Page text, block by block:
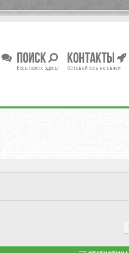
Поиск
Весь поиск здесь!
Контакты
Оставайтесь на связи